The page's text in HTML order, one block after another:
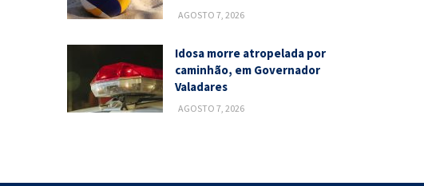
AGOSTO 7, 2026
Idosa morre atropelada por
caminhão, em Governador
Valadares
AGOSTO 7, 2026